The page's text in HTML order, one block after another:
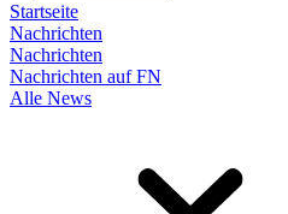
Startseite
Nachrichten
Nachrichten
Nachrichten auf FN
Alle News